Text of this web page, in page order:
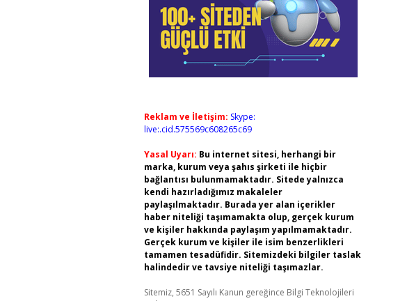
Reklam ve İletişim: Skype:
live:.cid.575569c608265c69
Yasal Uyarı: Bu internet sitesi, herhangi bir
marka, kurum veya şahıs şirketi ile hiçbir
bağlantısı bulunmamaktadır. Sitede yalnızca
kendi hazırladığımız makaleler
paylaşılmaktadır. Burada yer alan içerikler
haber niteliği taşımamakta olup, gerçek kurum
ve kişiler hakkında paylaşım yapılmamaktadır.
Gerçek kurum ve kişiler ile isim benzerlikleri
tamamen tesadüfidir. Sitemizdeki bilgiler taslak
halindedir ve tavsiye niteliği taşımazlar.
Sitemiz, 5651 Sayılı Kanun gereğince Bilgi Teknolojileri